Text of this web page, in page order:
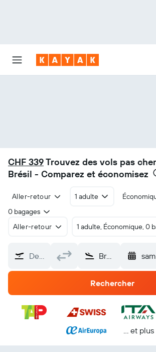
CHF 339Trouvez des vols pas
Brésil - Comparez et économisez
Aller-retour 1 adulte
0 bagages
Aller-retour
1 adulte, Économique, 0
De… Brésil
Rechercher
… et plus